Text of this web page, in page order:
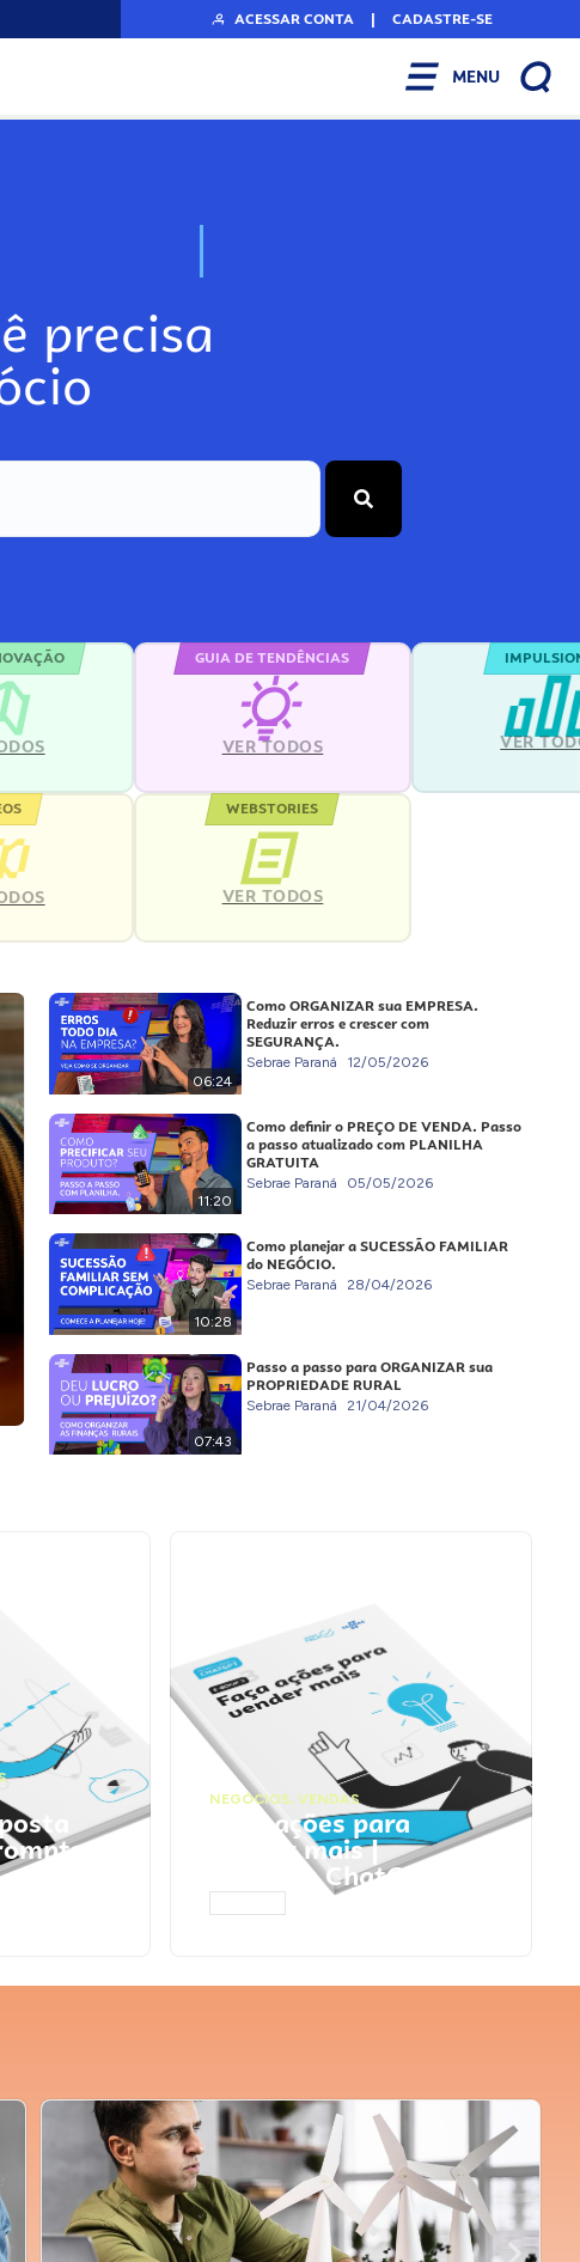
ACESSAR CONTA | CADASTRE-SE
MENU
N
precisa
GUIA DE TENDÊNCIAS
VER TODOS VER
WEBSTORIES
VER TODOS
06:24
Como ORGANIZAR sua EMPRESA.
Reduzir erros e crescer com
SEGURANÇA.
Sebrae Paraná 12/05/2026
11:20
Como definir o PREÇO DE VENDA. Passo
a passo atualizado com PLANILHA
GRATUITA
Sebrae Paraná 05/05/2026
10:28
Como planejar a SUCESSÃO FAMILIAR
do NEGÓCIO.
Sebrae Paraná 28/04/2026
07:43
Passo a passo para ORGANIZAR sua
PROPRIEDADE RURAL
Sebrae Paraná 21/04/2026
NEGÓCIOS, VENDAS
Faça ações para
vender mais |
Prompts ChatGPT